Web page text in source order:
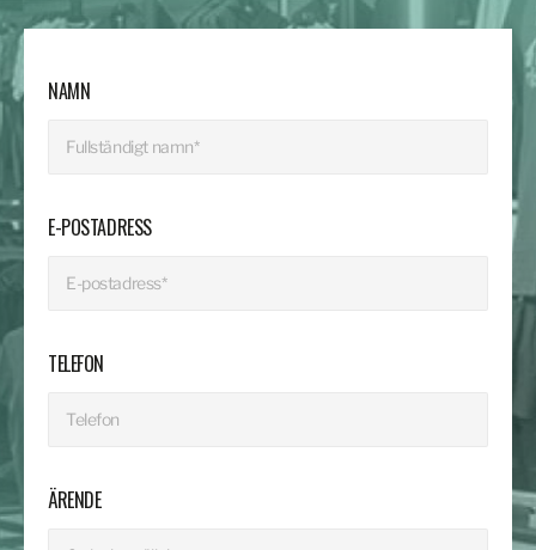
NAMN
E-POSTADRESS
TELEFON
ÄRENDE